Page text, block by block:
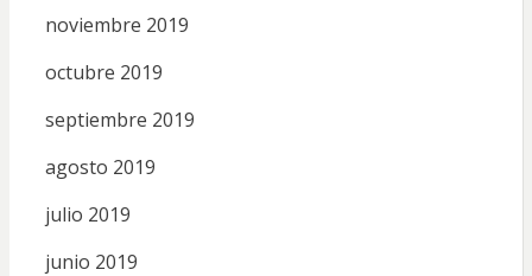
noviembre 2019
octubre 2019
septiembre 2019
agosto 2019
julio 2019
junio 2019